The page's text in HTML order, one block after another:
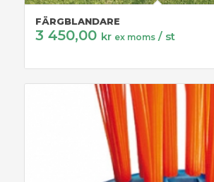
FÄRGBLANDARE
3 450,00 kr ex moms / st